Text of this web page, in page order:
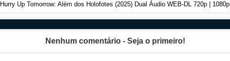
Hurry Up Tomorrow: Além dos Holofotes (2025) Dual Áudio WEB-DL 720p | 1080p | 4K
Nenhum comentário - Seja o primeiro!